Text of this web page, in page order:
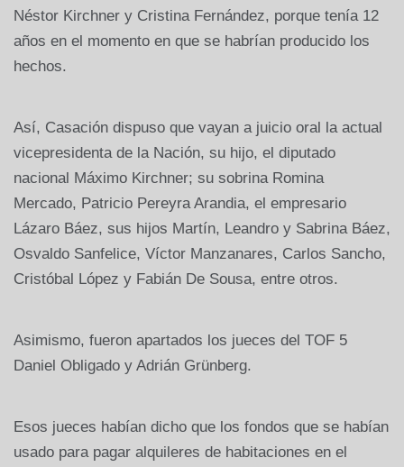
Néstor Kirchner y Cristina Fernández, porque tenía 12
años en el momento en que se habrían producido los
hechos.
Así, Casación dispuso que vayan a juicio oral la actual
vicepresidenta de la Nación, su hijo, el diputado
nacional Máximo Kirchner; su sobrina Romina
Mercado, Patricio Pereyra Arandia, el empresario
Lázaro Báez, sus hijos Martín, Leandro y Sabrina Báez,
Osvaldo Sanfelice, Víctor Manzanares, Carlos Sancho,
Cristóbal López y Fabián De Sousa, entre otros.
Asimismo, fueron apartados los jueces del TOF 5
Daniel Obligado y Adrián Grünberg.
Esos jueces habían dicho que los fondos que se habían
usado para pagar alquileres de habitaciones en el